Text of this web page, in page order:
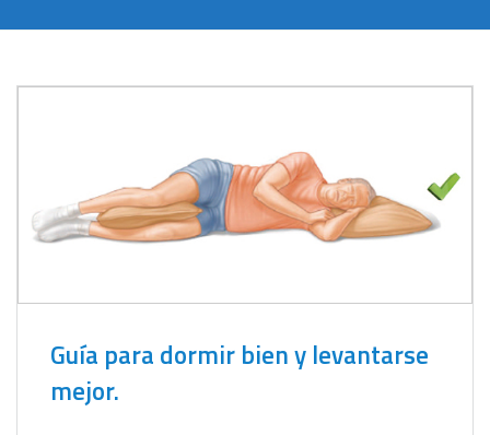
Guía para dormir bien y levantarse
mejor.